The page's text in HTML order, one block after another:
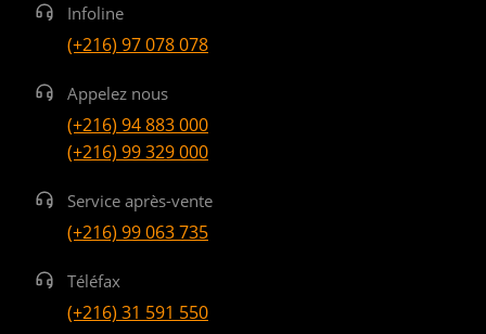
Infoline
(+216) 97 078 078
Appelez nous
(+216) 94 883 000
(+216) 99 329 000
Service après-vente
(+216) 99 063 735
Téléfax
(+216) 31 591 550